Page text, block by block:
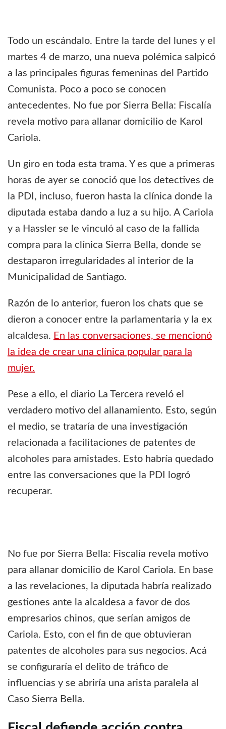
Todo un escándalo. Entre la tarde del lunes y el
martes 4 de marzo, una nueva polémica salpicó
a las principales figuras femeninas del Partido
Comunista. Poco a poco se conocen
antecedentes. No fue por Sierra Bella: Fiscalía
revela motivo para allanar domicilio de Karol
Cariola.
Un giro en toda esta trama. Y es que a primeras
horas de ayer se conoció que los detectives de
la PDI, incluso, fueron hasta la clínica donde la
diputada estaba dando a luz a su hijo. A Cariola
y a Hassler se le vinculó al caso de la fallida
compra para la clínica Sierra Bella, donde se
destaparon irregularidades al interior de la
Municipalidad de Santiago.
Razón de lo anterior, fueron los chats que se
dieron a conocer entre la parlamentaria y la ex
alcaldesa. En las conversaciones, se mencionó
la idea de crear una clínica popular para la
mujer.
Pese a ello, el diario La Tercera reveló el
verdadero motivo del allanamiento. Esto, según
el medio, se trataría de una investigación
relacionada a facilitaciones de patentes de
alcoholes para amistades. Esto habría quedado
entre las conversaciones que la PDI logró
recuperar.
No fue por Sierra Bella: Fiscalía revela motivo
para allanar domicilio de Karol Cariola. En base
a las revelaciones, la diputada habría realizado
gestiones ante la alcaldesa a favor de dos
empresarios chinos, que serían amigos de
Cariola. Esto, con el fin de que obtuvieran
patentes de alcoholes para sus negocios. Acá
se configuraría el delito de tráfico de
influencias y se abriría una arista paralela al
Caso Sierra Bella.